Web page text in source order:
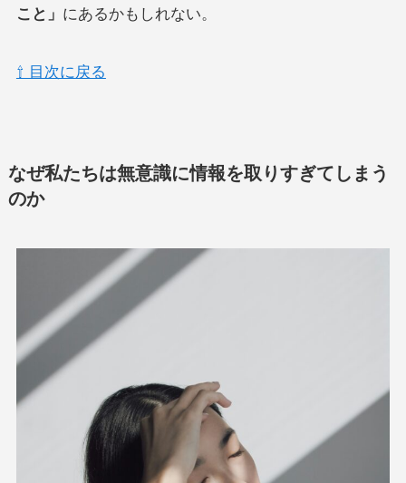
こと」 にあるかもしれない。
⇧ 目次に戻る
なぜ私たちは無意識に情報を取りすぎてしまう
のか